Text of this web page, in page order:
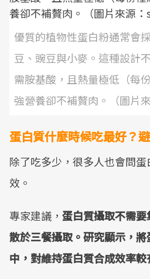
優質的植物性蛋白粉通常會
豆、豌豆與小麥。這種設計
需胺基酸，且熱量極低（每
強營養卻不補贅肉。（圖片
蛋白質什麼時候吃最好？
除了吃多少，很多人也會問
效。
專家建議， 蛋白質攝取不需
散於三餐攝取。研究顯示，
中，對維持蛋白質合成效率較